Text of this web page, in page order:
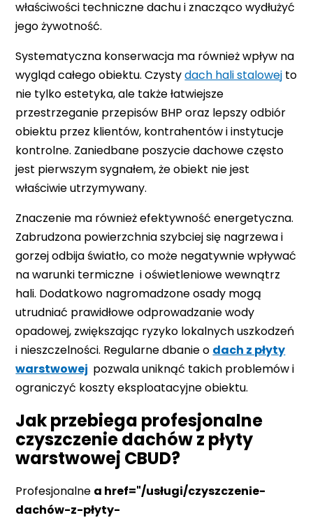
właściwości techniczne dachu i znacząco wydłużyć
jego żywotność.
Systematyczna konserwacja ma również wpływ na
wygląd całego obiektu. Czystydach hali stalowej to
nie tylko estetyka, ale także łatwiejsze
przestrzeganie przepisów BHP oraz lepszy odbiór
obiektu przez klientów, kontrahentów i instytucje
kontrolne. Zaniedbane poszycie dachowe często
jest pierwszym sygnałem, że obiekt nie jest
właściwie utrzymywany.
Znaczenie ma również efektywność energetyczna.
Zabrudzona powierzchnia szybciej się nagrzewa i
gorzej odbija światło, co może negatywnie wpływać
na warunki termiczne i oświetleniowe wewnątrz
hali. Dodatkowo nagromadzone osady mogą
utrudniać prawidłowe odprowadzanie wody
opadowej, zwiększając ryzyko lokalnych uszkodzeń
i nieszczelności. Regularne dbanie o dach z płyty
warstwowej pozwala uniknąć takich problemów i
ograniczyć koszty eksploatacyjne obiektu.
Jak przebiega profesjonalne
czyszczenie dachów z płyty
warstwowej CBUD?
Profesjonalne a href="/usługi/czyszczenie-
dachów-z-płyty-